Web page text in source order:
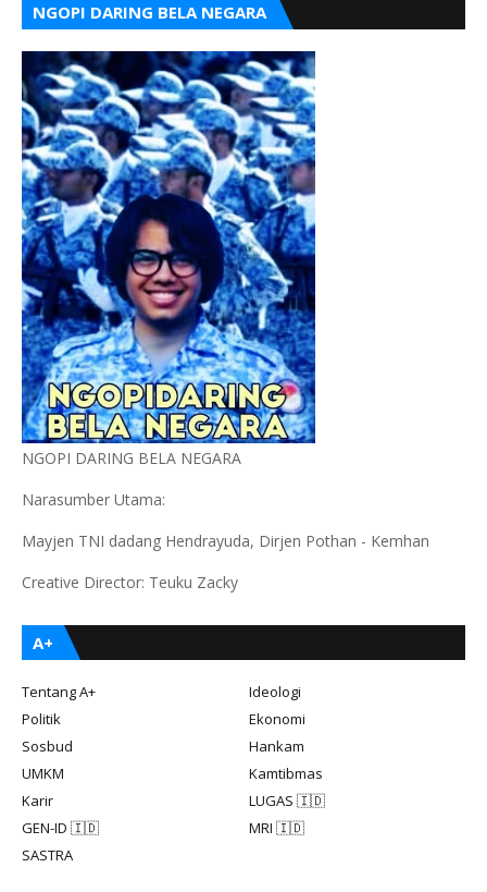
NGOPI DARING BELA NEGARA
NGOPI DARING BELA NEGARA
Narasumber Utama:
Mayjen TNI dadang Hendrayuda, Dirjen Pothan - Kemhan
Creative Director: Teuku Zacky
A+
Tentang A+
Ideologi
Politik
Ekonomi
Sosbud
Hankam
UMKM
Kamtibmas
Karir
LUGAS 🇮🇩
GEN-ID 🇮🇩
MRI 🇮🇩
SASTRA